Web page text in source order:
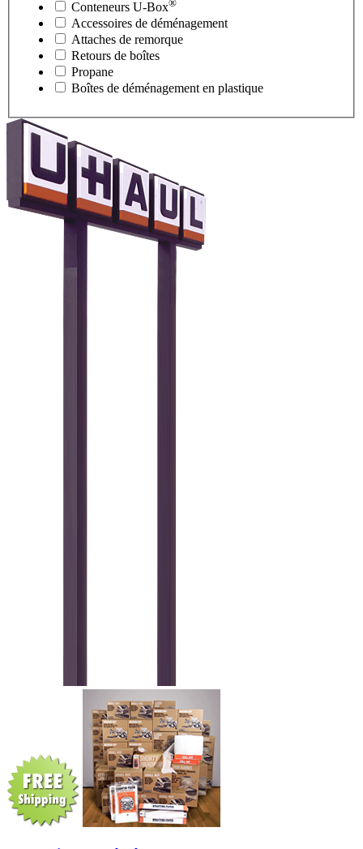
Conteneurs U-Box®
Accessoires de déménagement
Attaches de remorque
Retours de boîtes
Propane
Boîtes de déménagement en plastique